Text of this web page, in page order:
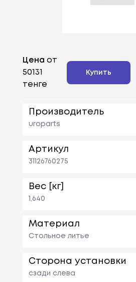
Цена от
50131
тенге
Купить
Производитель
uroparts
Артикул
31126760275
Вес [кг]
1,640
Материал
Стольное литье
Сторона установки
сзади слева